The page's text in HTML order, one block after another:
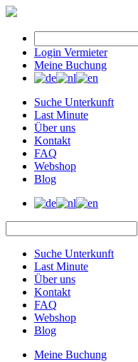
Login Vermieter
Meine Buchung
Suche Unterkunft
Last Minute
Über uns
Kontakt
FAQ
Webshop
Blog
Suche Unterkunft
Last Minute
Über uns
Kontakt
FAQ
Webshop
Blog
Meine Buchung